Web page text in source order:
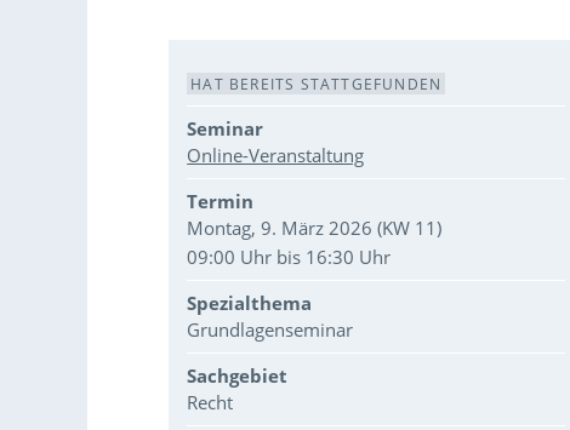
Veranstaltungsdaten
HAT BEREITS STATTGEFUNDEN
Seminar
Online-Veranstaltung
Termin
Montag, 9. März 2026 (KW 11)
09:00 Uhr bis 16:30 Uhr
Spezialthema
Grundlagenseminar
Sachgebiet
Recht